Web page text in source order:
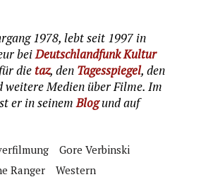
1978, lebt seit 1997 in
beiDeutschlandfunk Kultur
die taz, den Tagesspiegel, den
weitere Medien über Filme. Im
er in seinem Blogund auf
Gore Verbinski
Ranger Western